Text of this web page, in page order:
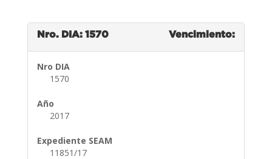
Nro. DIA: 1570 Vencimiento:
Nro DIA
1570
Año
2017
Expediente SEAM
11851/17